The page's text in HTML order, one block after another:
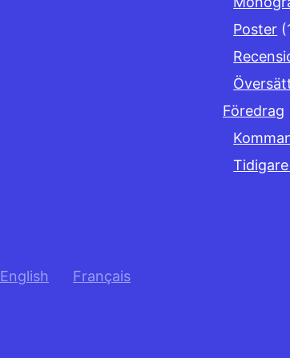
Poster
Föredrag
English
Français